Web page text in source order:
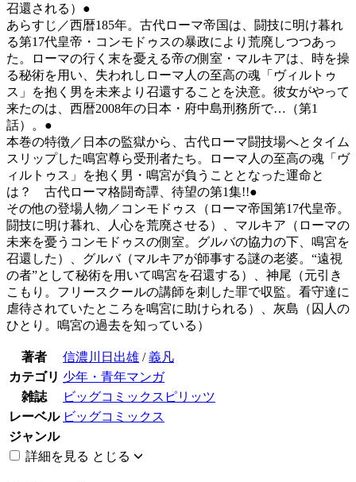
召還される）●
あらすじ／西暦185年。古代ローマ帝国は、闘技に明け暮れ
る第17代皇帝・コンモドゥスの暴政により荒廃しつつあっ
た。ローマの行く末を憂える帝の側室・マルキアは、時を操
る秘術を用い、失われしローマ人の至高の魂「ヴィルトゥ
ス」を抱く男を未来より召還することを決意。彼女がやって
来たのは、西暦2008年の日本・府中島刑務所で…（第1
話）。●
本巻の特徴／日本の監獄から、古代ローマ闘技場へとタイム
スリップした鳴宮尊ら受刑者たち。ローマ人の至高の魂「ヴ
ィルトゥス」を抱く男・鳴宮が負うこととなった運命と
は？ 古代ローマ格闘奇譚、待望の第1集!!●
その他の登場人物／コンモドゥス（ローマ帝国第17代皇帝。
闘技に明け暮れ、人心を荒廃させる）、マルキア（ローマの
未来を憂うコンモドゥスの側室。グルバの協力の下、鳴宮を
召還した）、グルバ（マルキアが師事する謎の老婆。“遠視
の者”として秘術を用いて鳴宮を召還する）、神尾（元引き
こもり。フリースクールの講師を刺した罪で収監。看守達に
虐待されていたところを鳴宮に助けられる）、灰島（囚人の
ひとり。鳴宮の過去を知っている）
著者 信濃川日出雄 /義凡
カテゴリ 少年・青年マンガ
雑誌
ビッグコミックスピリッツ
レーベル ビッグコミックス
ジャンル
詳細を見る とじる